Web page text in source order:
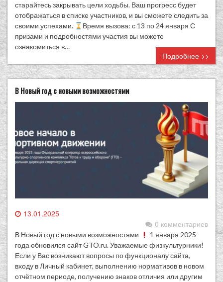
старайтесь закрывать цели ходьбы. Ваш прогресс будет
отображаться в списке участников, и вы сможете следить за
своими успехами.
Время вызова: с 13 по 24 января С
призами и подробностями участия вы можете
ознакомиться в…
Подробнее >>
В Новый год с новыми возможностями
13.01.2025
0 комментариев
В Новый год с новыми возможностями
1 января 2025
года обновился сайт GTO.ru. Уважаемые физкультурники!
Если у Вас возникают вопросы по функционалу сайта,
входу в Личный кабинет, выполнению нормативов в новом
отчётном периоде, получению знаков отличия или другим